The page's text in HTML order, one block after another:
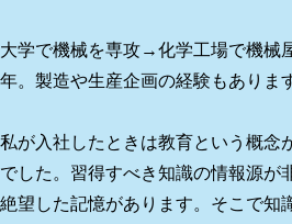
大学で機械を専攻→化学工場で機械
年。製造や生産企画の経験もありま
私が入社したときは教育という概念
でした。習得すべき知識の情報源が
絶望した記憶があります。そこで知